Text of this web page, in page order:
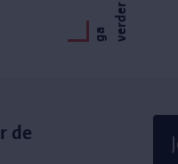
g
a
v
e
r
d
e r
de